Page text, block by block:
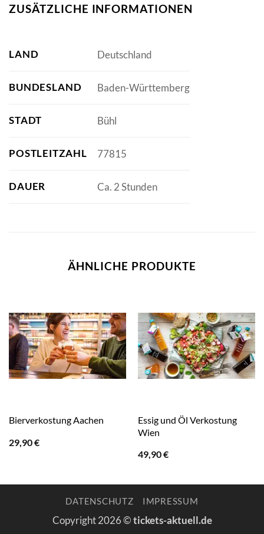
ZUSÄTZLICHE INFORMATIONEN
LAND Deutschland
BUNDESLAND Baden-Württemberg
STADT Bühl
POSTLEITZAHL 77815
DAUER Ca. 2 Stunden
ÄHNLICHE PRODUKTE
Bierverkostung Aachen
29,90€
Essig und Öl Verkostung
Wien
49,90€
DATENSCHUTZ IMPRESSUM
Copyright 2026 ©tickets-aktuell.de